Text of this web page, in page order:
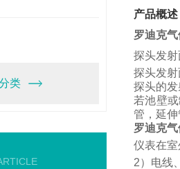
类
产品概述
罗迪克
探头发
探头发
探头的
若池壁
管， 延
罗迪克
仪表在
2）电线